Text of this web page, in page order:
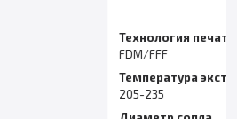
Технология печати
Температура экструдера, °C